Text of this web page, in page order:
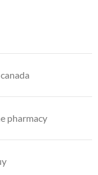
pharmacy